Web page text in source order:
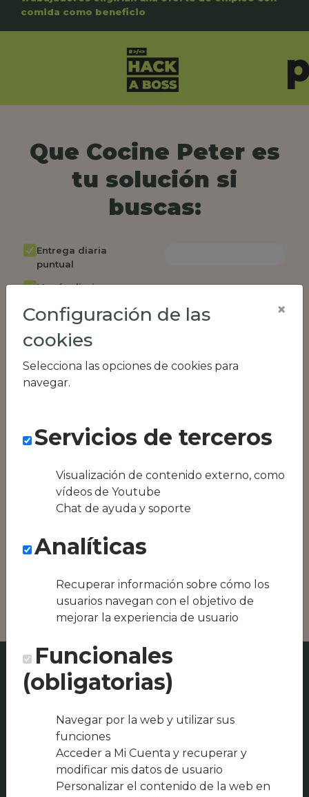
comida como beneficio
Que Cocine Peter es
tu solución si
buscas:
Entrega diaria
puntual
Menús diarios
Cambio de menú
semanalmente
Factura única
Acceso individual
Panel de control
Compatible con
equipos híbridos
oferta local de tu
zona, como podría
o Can Garriga
Configuración de las
cookies
Selecciona las opciones de cookies para
navegar.
×
Servicios de terceros
Visualización de contenido externo, como
vídeos de Youtube
Chat de ayuda y soporte
Analíticas
Recuperar información sobre cómo los
usuarios navegan con el objetivo de
mejorar la experiencia de usuario
Funcionales
(obligatorias)
Navegar por la web y utilizar sus
funciones
Acceder a Mi Cuenta y recuperar y
modificar mis datos de usuario
Personalizar el contenido de la web en